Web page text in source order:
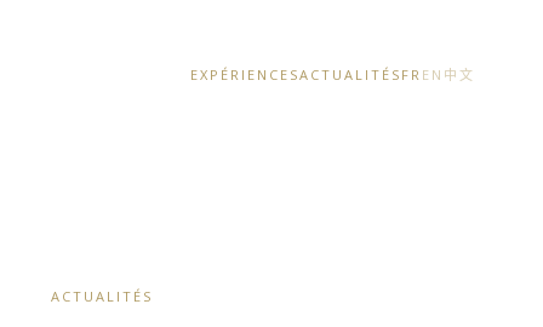
EXPÉRIENCESACTUALITÉS FR EN 中文
ACTUALITÉS